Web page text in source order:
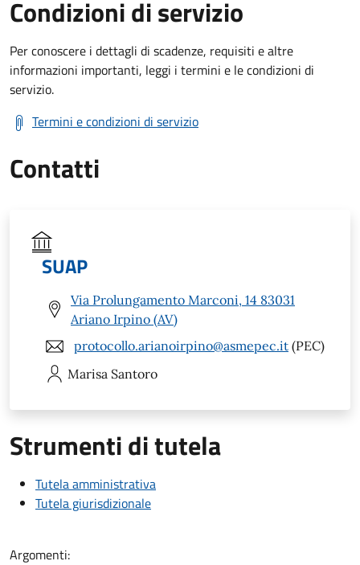
Condizioni di servizio
Per conoscere i dettagli di scadenze, requisiti e altre
informazioni importanti, leggi i termini e le condizioni di
servizio.
Termini e condizioni di servizio
Contatti
SUAP
Via Prolungamento Marconi, 14 83031
Ariano Irpino (AV)
protocollo.arianoirpino@asmepec.it (PEC)
Marisa Santoro
Strumenti di tutela
Tutela amministrativa
Tutela giurisdizionale
Argomenti: